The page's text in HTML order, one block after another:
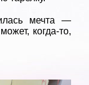
мечта —
когда-то,